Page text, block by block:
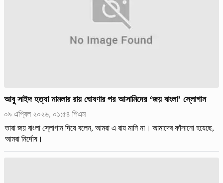
আবু সাইদ হত্যা মামলার রায় ঘোষণার পর আসামিদের ‘জয় বাংলা’ স্লোগান
০৯ এপ্রিল ২০২৬, ০১:৫৪ পিএম
তারা জয় বাংলা স্লোগান দিয়ে বলেন, আমরা এ রায় মানি না। আমাদের ফাঁসানো হয়েছে,
আমরা নির্দোষ।